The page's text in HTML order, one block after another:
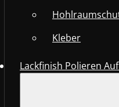
Kleber
Lackfinish Polieren